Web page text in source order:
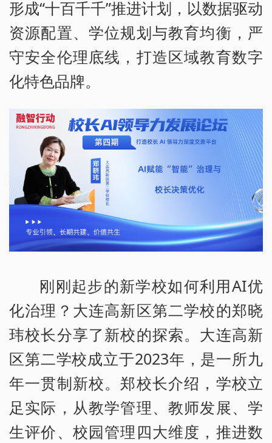
形成“十百千千”推进计划，以数据驱动
资源配置、学位规划与教育均衡，严
守安全伦理底线，打造区域教育数字
化特色品牌。
刚刚起步的新学校如何利用AI优
化治理？大连高新区第二学校的郑晓
玮校长分享了新校的探索。大连高新
区第二学校成立于2023年，是一所九
年一贯制新校。郑校长介绍，学校立
足实际，从教学管理、教师发展、学
生评价、校园管理四大维度，推进数